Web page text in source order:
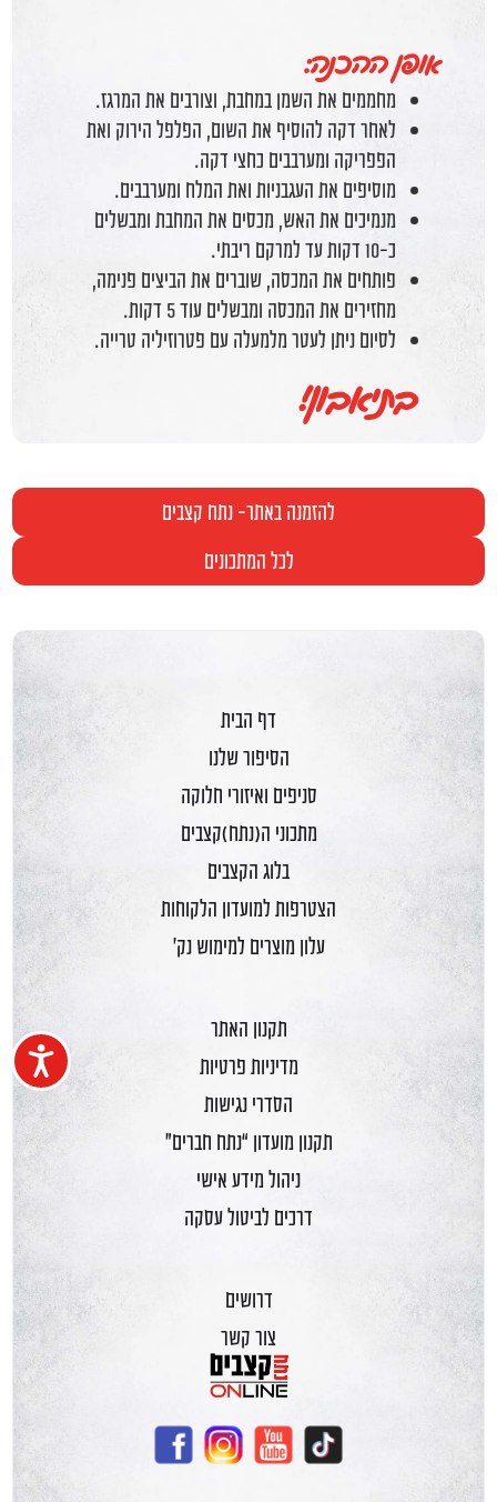
אופן ההכנה:
מחממים את השמן במחבת, וצורבים את המרגז.
לאחר דקה להוסיף את השום, הפלפל הירוק ואת
הפפריקה ומערבבים כחצי דקה.
מוסיפים את העגבניות ואת המלח ומערבבים.
מנמיכים את האש, מכסים את המחבת ומבשלים
כ-10 דקות עד למרקם ריבתי.
פותחים את המכסה, שוברים את הביצים פנימה,
מחזירים את המכסה ומבשלים עוד 5 דקות.
לסיום ניתן לעטר מלמעלה עם פטרוזיליה טרייה.
בתיאבון!
להזמנה באתר- נתח קצבים
לכל המתכונים
דף הבית
הסיפור שלנו
סניפים ואיזורי חלוקה
מתכוני ה(נתח)קצבים
בלוג הקצבים
הצטרפות למועדון הלקוחות
עלון מוצרים למימוש נק'
תקנון האתר
מדיניות פרטיות
הסדרי נגישות
תקנון מועדון “נתח חברים”
ניהול מידע אישי
דרכים לביטול עסקה
דרושים
צור קשר